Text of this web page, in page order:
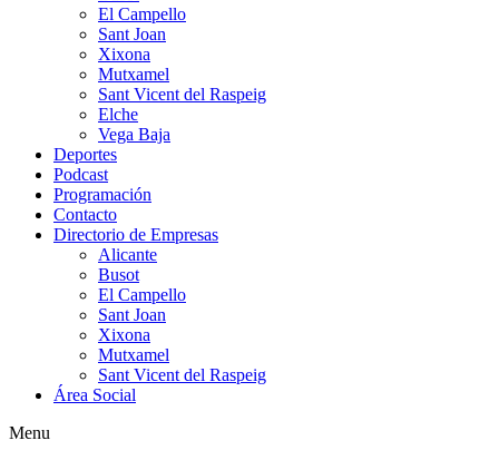
El Campello
Sant Joan
Xixona
Mutxamel
Sant Vicent del Raspeig
Elche
Vega Baja
Deportes
Podcast
Programación
Contacto
Directorio de Empresas
Alicante
Busot
El Campello
Sant Joan
Xixona
Mutxamel
Sant Vicent del Raspeig
Área Social
Menu